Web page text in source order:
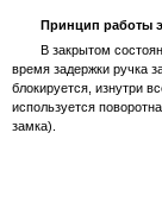
Принцип работы
В закрытом
время задержки ручка
блокируется, изнутри
используется
замка).